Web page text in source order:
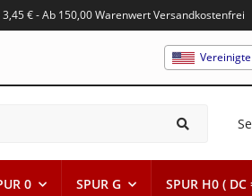
€ - Ab 150,00 Warenwert Versandkostenfrei
0 SPUR G SPUR H0 ( DC